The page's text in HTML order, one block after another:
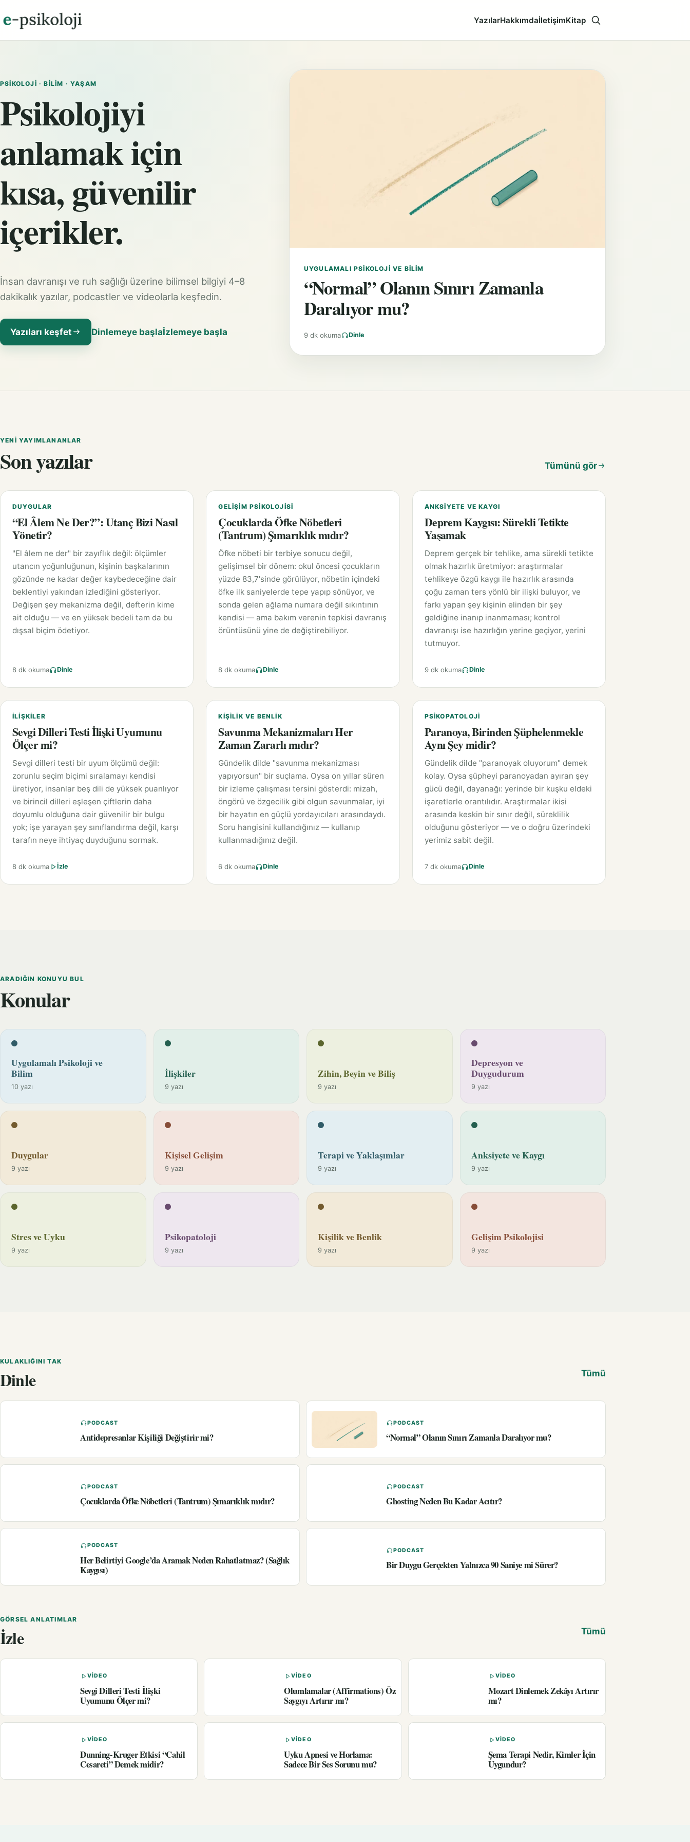
YazılarHakkımdaİletişimKitap Aramayı aç
PSIKOLOJI · BILIM · YAŞAM
Psikolojiyi
anlamak için
kısa, güvenilir
içerikler.
İnsan davranışı ve ruh sağlığı üzerine bilimsel bilgiyi 4–8
dakikalık yazılar, podcastler ve videolarla keşfedin.
Yazıları keşfet Dinlemeye başlaİzlemeye başla
UYGULAMALI PSIKOLOJI VE BILIM
“Normal” Olanın Sınırı Zamanla
Daralıyor mu?
9 dk okuma Dinle
YENI YAYIMLANANLAR
Son yazılar Tümünü gör
DUYGULAR
“El Âlem Ne Der?”: Utanç Bizi Nasıl
Yönetir?
"El âlem ne der" bir zayıflık değil: ölçümler
utancın yoğunluğunun, kişinin başkalarının
gözünde ne kadar değer kaybedeceğine dair
beklentiyi yakından izlediğini gösteriyor.
Değişen şey mekanizma değil, defterin kime
ait olduğu — ve en yüksek bedeli tam da bu
dışsal biçim ödetiyor.
8 dk okuma Dinle
GELIŞIM PSIKOLOJISI
Çocuklarda Öfke Nöbetleri
(Tantrum) Şımarıklık mıdır?
Öfke nöbeti bir terbiye sonucu değil,
gelişimsel bir dönem: okul öncesi çocukların
yüzde 83,7'sinde görülüyor, nöbetin içindeki
öfke ilk saniyelerde tepe yapıp sönüyor, ve
sonda gelen ağlama numara değil sıkıntının
kendisi — ama bakım verenin tepkisi davranış
örüntüsünü yine de değiştirebiliyor.
8 dk okuma Dinle
ANKSIYETE VE KAYGI
Deprem Kaygısı: Sürekli Tetikte
Yaşamak
Deprem gerçek bir tehlike, ama sürekli tetikte
olmak hazırlık üretmiyor: araştırmalar
tehlikeye özgü kaygı ile hazırlık arasında
çoğu zaman ters yönlü bir ilişki buluyor, ve
farkı yapan şey kişinin elinden bir şey
geldiğine inanıp inanmaması; kontrol
davranışı ise hazırlığın yerine geçiyor, yerini
tutmuyor.
9 dk okuma Dinle
İLIŞKILER
Sevgi Dilleri Testi İlişki Uyumunu
Ölçer mi?
Sevgi dilleri testi bir uyum ölçümü değil:
zorunlu seçim biçimi sıralamayı kendisi
üretiyor, insanlar beş dili de yüksek puanlıyor
ve birincil dilleri eşleşen çiftlerin daha
doyumlu olduğuna dair güvenilir bir bulgu
yok; işe yarayan şey sınıflandırma değil, karşı
tarafın neye ihtiyaç duyduğunu sormak.
8 dk okuma İzle
KIŞILIK VE BENLIK
Savunma Mekanizmaları Her
Zaman Zararlı mıdır?
Gündelik dilde "savunma mekanizması
yapıyorsun" bir suçlama. Oysa on yıllar süren
bir izleme çalışması tersini gösterdi: mizah,
öngörü ve özgecilik gibi olgun savunmalar, iyi
bir hayatın en güçlü yordayıcıları arasındaydı.
Soru hangisini kullandığınız — kullanıp
kullanmadığınız değil.
6 dk okuma Dinle
PSIKOPATOLOJI
Paranoya, Birinden Şüphelenmekle
Aynı Şey midir?
Gündelik dilde "paranoyak oluyorum" demek
kolay. Oysa şüpheyi paranoyadan ayıran şey
gücü değil, dayanağı: yerinde bir kuşku eldeki
işaretlerle orantılıdır. Araştırmalar ikisi
arasında keskin bir sınır değil, süreklilik
olduğunu gösteriyor — ve o doğru üzerindeki
yerimiz sabit değil.
7 dk okuma Dinle
ARADIĞIN KONUYU BUL
Konular
Uygulamalı Psikoloji ve
Bilim
10 yazı
İlişkiler
9 yazı
Zihin, Beyin ve Biliş
9 yazı
Depresyon ve
Duygudurum
9 yazı
Duygular
9 yazı
Kişisel Gelişim
9 yazı
Terapi ve Yaklaşımlar
9 yazı
Anksiyete ve Kaygı
9 yazı
Stres ve Uyku
9 yazı
Psikopatoloji
9 yazı
Kişilik ve Benlik
9 yazı
Gelişim Psikolojisi
9 yazı
KULAKLIĞINI TAK
Dinle Tümü
PODCAST
Antidepresanlar Kişiliği Değiştirir mi?
PODCAST
“Normal” Olanın Sınırı Zamanla Daralıyor mu?
PODCAST
Çocuklarda Öfke Nöbetleri (Tantrum) Şımarıklık mıdır?
PODCAST
Ghosting Neden Bu Kadar Acıtır?
PODCAST
Her Belirtiyi Google’da Aramak Neden Rahatlatmaz? (Sağlık
Kaygısı)
PODCAST
Bir Duygu Gerçekten Yalnızca 90 Saniye mi Sürer?
GÖRSEL ANLATIMLAR
İzle Tümü
VIDEO
Sevgi Dilleri Testi İlişki
Uyumunu Ölçer mi?
VIDEO
Olumlamalar (Affirmations) Öz
Saygıyı Artırır mı?
VIDEO
Mozart Dinlemek Zekâyı Artırır
mı?
VIDEO
Dunning-Kruger Etkisi “Cahil
Cesareti” Demek midir?
VIDEO
Uyku Apnesi ve Horlama:
Sadece Bir Ses Sorunu mu?
VIDEO
Şema Terapi Nedir, Kimler İçin
Uygundur?